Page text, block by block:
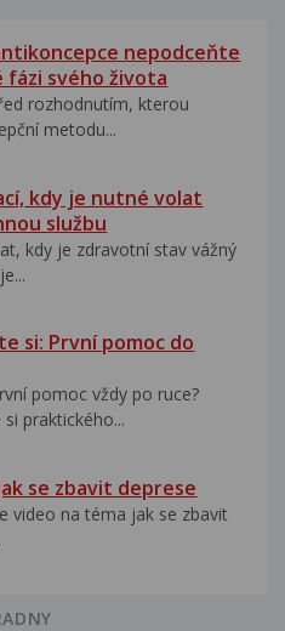
nepodceňte
fázi svého života
rozhodnutím, kterou
metodu...
kdy je nutné volat
službu
kdy je zdravotní stav vážný
si: První pomoc do
pomoc vždy po ruce?
praktického...
se zbavit deprese
video na téma jak se zbavit